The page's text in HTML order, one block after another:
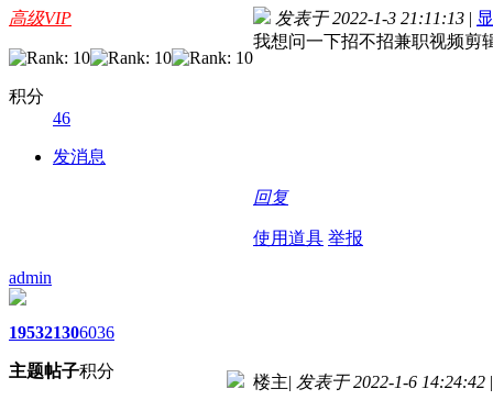
高级VIP
积分
46
发消息
发表于 2022-1-3 21:11:13 |
我想问一下招不招兼职视频剪
回复
使用道具 举报
admin
1953
主题
2130
帖子
6036
积分
楼主| 发表于 2022-1-6 14:24:42 |